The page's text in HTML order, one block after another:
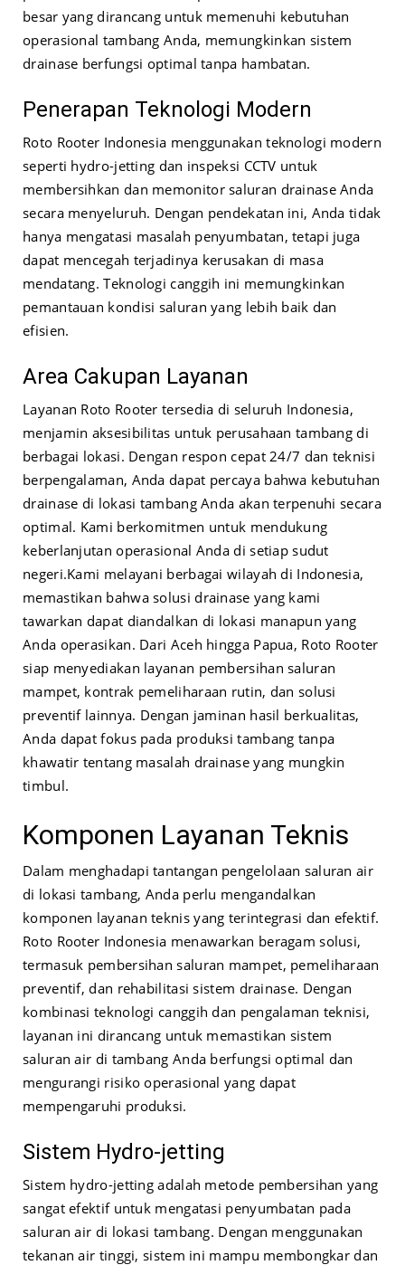
besar yang dirancang untuk memenuhi kebutuhan
operasional tambang Anda, memungkinkan sistem
drainase berfungsi optimal tanpa hambatan.
Penerapan Teknologi Modern
Roto Rooter Indonesia menggunakan teknologi modern
seperti hydro-jetting dan inspeksi CCTV untuk
membersihkan dan memonitor saluran drainase Anda
secara menyeluruh. Dengan pendekatan ini, Anda tidak
hanya mengatasi masalah penyumbatan, tetapi juga
dapat mencegah terjadinya kerusakan di masa
mendatang. Teknologi canggih ini memungkinkan
pemantauan kondisi saluran yang lebih baik dan
efisien.
Area Cakupan Layanan
Layanan Roto Rooter tersedia di seluruh Indonesia,
menjamin aksesibilitas untuk perusahaan tambang di
berbagai lokasi. Dengan respon cepat 24/7 dan teknisi
berpengalaman, Anda dapat percaya bahwa kebutuhan
drainase di lokasi tambang Anda akan terpenuhi secara
optimal. Kami berkomitmen untuk mendukung
keberlanjutan operasional Anda di setiap sudut
negeri.Kami melayani berbagai wilayah di Indonesia,
memastikan bahwa solusi drainase yang kami
tawarkan dapat diandalkan di lokasi manapun yang
Anda operasikan. Dari Aceh hingga Papua, Roto Rooter
siap menyediakan layanan pembersihan saluran
mampet, kontrak pemeliharaan rutin, dan solusi
preventif lainnya. Dengan jaminan hasil berkualitas,
Anda dapat fokus pada produksi tambang tanpa
khawatir tentang masalah drainase yang mungkin
timbul.
Komponen Layanan Teknis
Dalam menghadapi tantangan pengelolaan saluran air
di lokasi tambang, Anda perlu mengandalkan
komponen layanan teknis yang terintegrasi dan efektif.
Roto Rooter Indonesia menawarkan beragam solusi,
termasuk pembersihan saluran mampet, pemeliharaan
preventif, dan rehabilitasi sistem drainase. Dengan
kombinasi teknologi canggih dan pengalaman teknisi,
layanan ini dirancang untuk memastikan sistem
saluran air di tambang Anda berfungsi optimal dan
mengurangi risiko operasional yang dapat
mempengaruhi produksi.
Sistem Hydro-jetting
Sistem hydro-jetting adalah metode pembersihan yang
sangat efektif untuk mengatasi penyumbatan pada
saluran air di lokasi tambang. Dengan menggunakan
tekanan air tinggi, sistem ini mampu membongkar dan